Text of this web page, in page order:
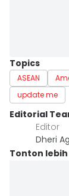
Topics
ASEAN
update me
Editorial
Editor
Dheri
Tonton